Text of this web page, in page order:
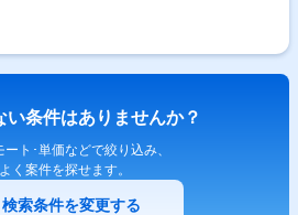
い条件はありませんか？
ート･単価などで絞り込み、
く案件を探せます。
検索条件を変更する